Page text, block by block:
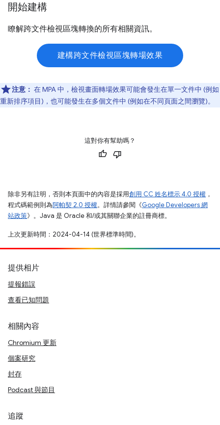
開始建構
瞭解跨文件檢視區塊轉換的所有相關資訊。
建構跨文件檢視區塊轉場效果
注意： 在 MPA 中，檢視畫面轉場效果可能會發生在單一文件中 (例如
重新排序項目)，也可能發生在多個文件中 (例如在不同頁面之間瀏覽)。
這對你有幫助嗎？
除非另有註明，否則本頁面中的內容是採用創用 CC 姓名標示 4.0 授權 ，
程式碼範例則為阿帕契 2.0 授權。詳情請參閱《Google Developers 網
站政策》。Java 是 Oracle 和/或其關聯企業的註冊商標。
上次更新時間：2024-04-14 (世界標準時間)。
提供相片
提報錯誤
查看已知問題
相關內容
Chromium 更新
個案研究
封存
Podcast 與節目
追蹤